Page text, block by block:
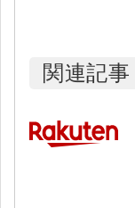
関連記事